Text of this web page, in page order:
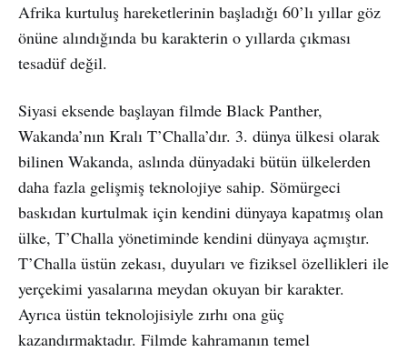
Afrika kurtuluş hareketlerinin başladığı 60’lı yıllar göz
önüne alındığında bu karakterin o yıllarda çıkması
tesadüf değil.
Siyasi eksende başlayan filmde Black Panther,
Wakanda’nın Kralı T’Challa’dır. 3. dünya ülkesi olarak
bilinen Wakanda, aslında dünyadaki bütün ülkelerden
daha fazla gelişmiş teknolojiye sahip. Sömürgeci
baskıdan kurtulmak için kendini dünyaya kapatmış olan
ülke, T’Challa yönetiminde kendini dünyaya açmıştır.
T’Challa üstün zekası, duyuları ve fiziksel özellikleri ile
yerçekimi yasalarına meydan okuyan bir karakter.
Ayrıca üstün teknolojisiyle zırhı ona güç
kazandırmaktadır. Filmde kahramanın temel